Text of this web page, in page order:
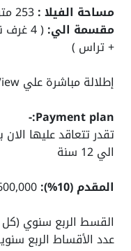
مساحة الفيلا :
مقسمة الي:
+ تراس )
إطلالة مباشرة علي Greenery View
Payment plan:-
الي 12 سنة
المقدم (10%):
القسط الربع سنوي (كل 3 شهور): 900,000 ج
عدد الأقساط الربع سنوية: 36